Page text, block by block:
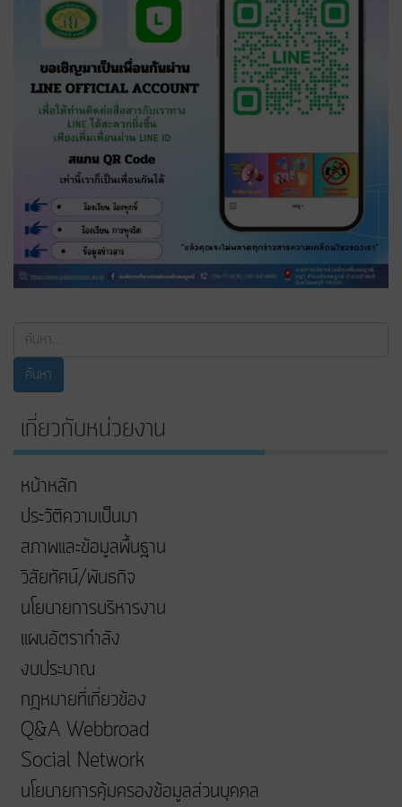
ค้นหา...
ค้นหา
เกี่ยวกับหน่วยงาน
หน้าหลัก
ประวัติความเป็นมา
สภาพและข้อมูลพื้นฐาน
วิสัยทัศน์/พันธกิจ
นโยบายการบริหารงาน
แผนอัตรากำลัง
งบประมาณ
กฎหมายที่เกี่ยวข้อง
Q&A Webbroad
Social Network
นโยบายการคุ้มครองข้อมูลส่วนบุคคล